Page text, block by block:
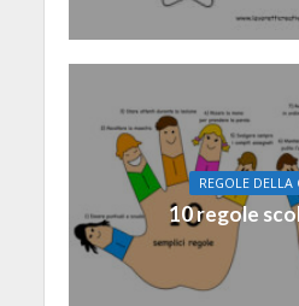
REGOLE DELLA
10 regole